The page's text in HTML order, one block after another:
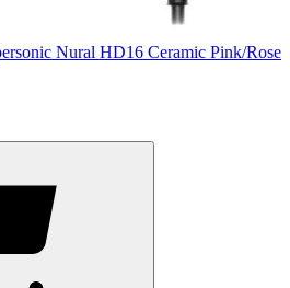
Nural HD16 Ceramic Pink/Rose